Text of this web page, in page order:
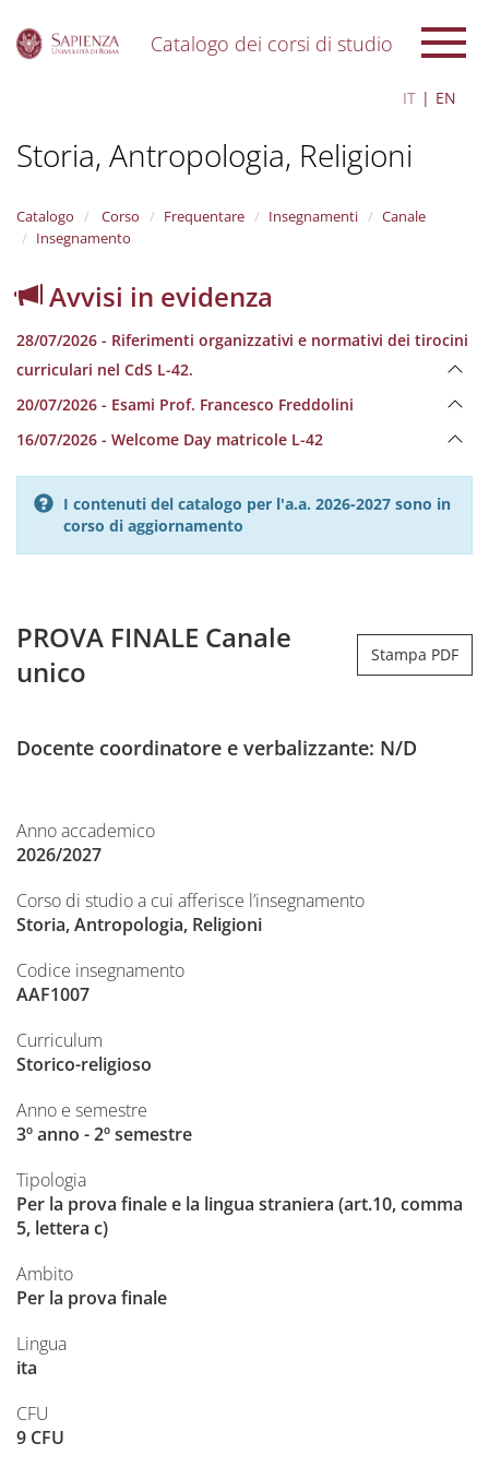
Catalogo dei corsi di studio
IT EN
Storia, Antropologia, Religioni
Catalogo Corso Frequentare Insegnamenti
Canale
Insegnamento
Avvisi in evidenza
28/07/2026 - Riferimenti organizzativi e normativi dei tirocini
curriculari nel CdS L-42.
20/07/2026 - Esami Prof. Francesco Freddolini
16/07/2026 - Welcome Day matricole L-42
I contenuti del catalogo per l'a.a. 2026-2027 sono in
corso di aggiornamento
PROVA FINALE Canale
unico
Stampa PDF
Docente coordinatore e verbalizzante: N/D
Anno accademico
2026/2027
Corso di studio a cui afferisce l’insegnamento
Storia, Antropologia, Religioni
Codice insegnamento
AAF1007
Curriculum
Storico-religioso
Anno e semestre
3º anno - 2º semestre
Tipologia
Per la prova finale e la lingua straniera (art.10, comma
5, lettera c)
Ambito
Per la prova finale
Lingua
ita
CFU
9 CFU